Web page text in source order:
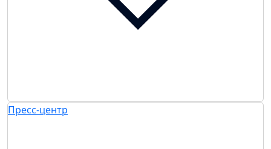
Пресс-центр